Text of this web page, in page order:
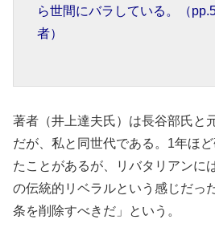
ら世間にバラしている。（
者）
著者（井上達夫氏）は長谷部氏と
だが、私と同世代である。1年ほ
たことがあるが、リバタリアンに
の伝統的リベラルという感じだっ
条を削除すべきだ」という。